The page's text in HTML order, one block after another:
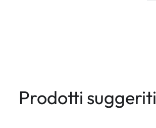
Prodotti suggeriti